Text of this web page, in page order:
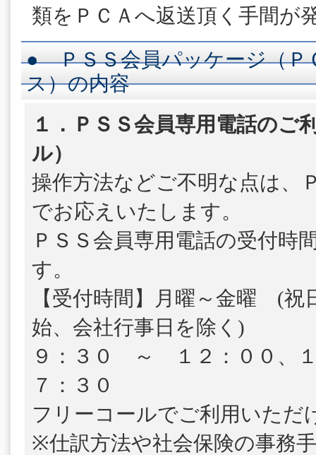
類をＰＣＡへ返送頂く手間が
● ＰＳＳ会員パッケージ（Ｐ
ス）の内容
１．ＰＳＳ会員専用電話のご
ル）
操作方法などご不明な点は、
でお応えいたします。
ＰＳＳ会員専用電話の受付時
す。
【受付時間】月曜～金曜 (祝
始、会社行事日を除く)
９：３０ ～ １２：００、
７：３０
フリーコールでご利用いただ
※仕訳方法や社会保険の事務